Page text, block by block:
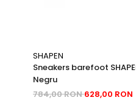
SHAPEN
Sneakers barefoot
Negru
784,00 RON628,00 RON